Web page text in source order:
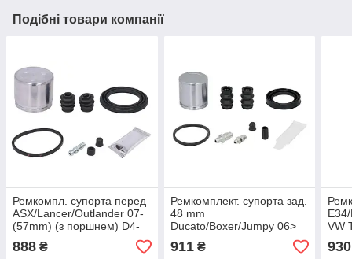
Подібні товари компанії
Ремкомпл. супорта перед
ASX/Lancer/Outlander 07-
(57mm) (з поршнем) D4-
2227C (AUTOFREN
SEINSA)
888 ₴
Ремкомплект. супорта зад.
48 mm
Ducato/Boxer/Jumpy 06>
(+поршень) D4-1589C
(AUTOFREN SEINSA)
911₴
VW
930